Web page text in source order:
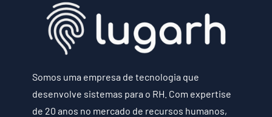
Somos uma empresa de tecnologia que
desenvolve sistemas para o RH. Com expertise
de 20 anos no mercado de recursos humanos,